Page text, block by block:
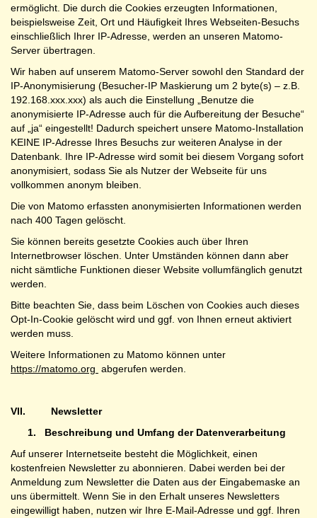
ermöglicht. Die durch die Cookies erzeugten Informationen,
beispielsweise Zeit, Ort und Häufigkeit Ihres Webseiten-Besuchs
einschließlich Ihrer IP-Adresse, werden an unseren Matomo-
Server übertragen.
Wir haben auf unserem Matomo-Server sowohl den Standard der
IP-Anonymisierung (Besucher-IP Maskierung um 2 byte(s) – z.B.
192.168.xxx.xxx) als auch die Einstellung „Benutze die
anonymisierte IP-Adresse auch für die Aufbereitung der Besuche“
auf „ja“ eingestellt! Dadurch speichert unsere Matomo-Installation
KEINE IP-Adresse Ihres Besuchs zur weiteren Analyse in der
Datenbank. Ihre IP-Adresse wird somit bei diesem Vorgang sofort
anonymisiert, sodass Sie als Nutzer der Webseite für uns
vollkommen anonym bleiben.
Die von Matomo erfassten anonymisierten Informationen werden
nach 400 Tagen gelöscht.
Sie können bereits gesetzte Cookies auch über Ihren
Internetbrowser löschen. Unter Umständen können dann aber
nicht sämtliche Funktionen dieser Website vollumfänglich genutzt
werden.
Bitte beachten Sie, dass beim Löschen von Cookies auch dieses
Opt-In-Cookie gelöscht wird und ggf. von Ihnen erneut aktiviert
werden muss.
Weitere Informationen zu Matomo können unter
https://matomo.org abgerufen werden.
VII. Newsletter
1. Beschreibung und Umfang der Datenverarbeitung
Auf unserer Internetseite besteht die Möglichkeit, einen
kostenfreien Newsletter zu abonnieren. Dabei werden bei der
Anmeldung zum Newsletter die Daten aus der Eingabemaske an
uns übermittelt. Wenn Sie in den Erhalt unseres Newsletters
eingewilligt haben, nutzen wir Ihre E-Mail-Adresse und ggf. Ihren